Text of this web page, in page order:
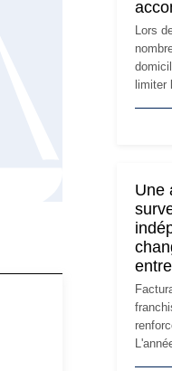
Lors
siège
étape
Une